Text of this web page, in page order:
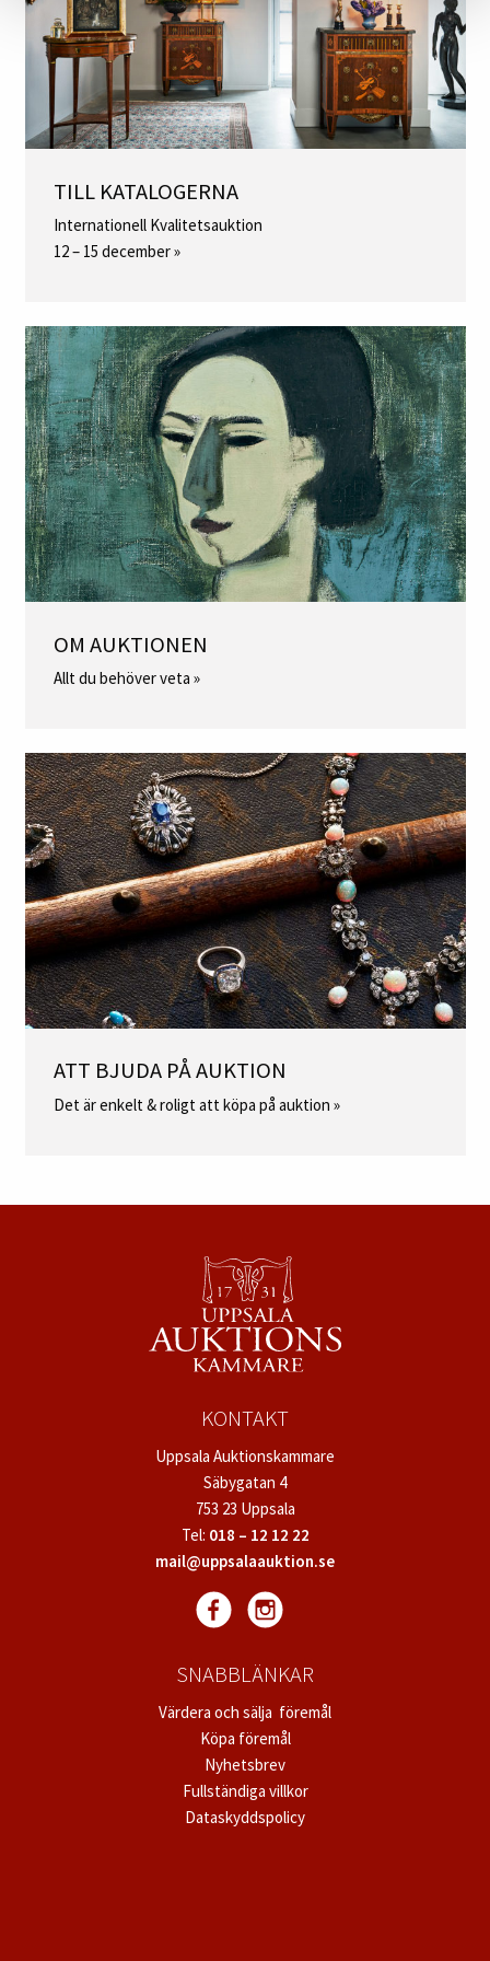
TILL KATALOGERNA
Internationell Kvalitetsauktion
12 – 15 december »
OM AUKTIONEN
Allt du behöver veta »
ATT BJUDA PÅ AUKTION
Det är enkelt & roligt att köpa på auktion »
KONTAKT
Uppsala Auktionskammare
Säbygatan 4
753 23 Uppsala
Tel: 018 – 12 12 22
mail@uppsalaauktion.se
SNABBLÄNKAR
Värdera och sälja föremål
Köpa föremål
Nyhetsbrev
Fullständiga villkor
Dataskyddspolicy